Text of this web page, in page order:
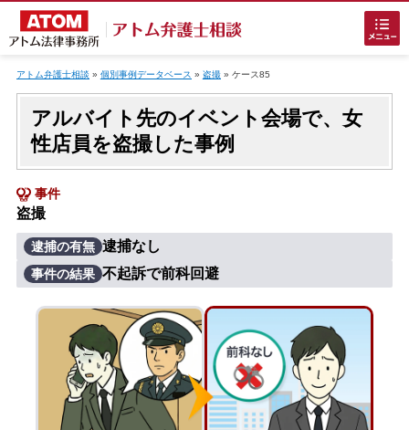
刑事事件でお困りの方
刑事事件の無料相談
接見・面会を弁護士に依頼
アトム弁護士相談 » 個別事例データベース » 盗撮» ケース85
アルバイト先のイベント会場で、女
性店員を盗撮した事例
事件
盗撮
逮捕の有無 逮捕なし
事件の結果 不起訴で前科回避